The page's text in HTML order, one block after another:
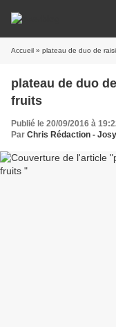
Accueil » plateau de duo de
plateau de duo
fruits
Publié le 20/09/2016 à
Par Chris Rédaction -